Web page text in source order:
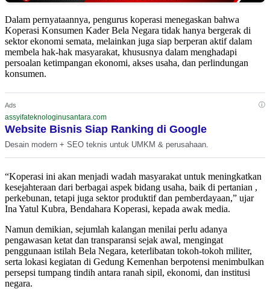
Dalam pernyataannya, pengurus koperasi menegaskan bahwa
Koperasi Konsumen Kader Bela Negara tidak hanya bergerak di
sektor ekonomi semata, melainkan juga siap berperan aktif dalam
membela hak-hak masyarakat, khususnya dalam menghadapi
persoalan ketimpangan ekonomi, akses usaha, dan perlindungan
konsumen.
Ads ⓘ
assyifateknologinusantara.com
Website Bisnis Siap Ranking di Google
Desain modern + SEO teknis untuk UMKM & perusahaan.
“Koperasi ini akan menjadi wadah masyarakat untuk meningkatkan
kesejahteraan dari berbagai aspek bidang usaha, baik di pertanian ,
perkebunan, tetapi juga sektor produktif dan pemberdayaan,” ujar
Ina Yatul Kubra, Bendahara Koperasi, kepada awak media.
Namun demikian, sejumlah kalangan menilai perlu adanya
pengawasan ketat dan transparansi sejak awal, mengingat
penggunaan istilah Bela Negara, keterlibatan tokoh-tokoh militer,
serta lokasi kegiatan di Gedung Kemenhan berpotensi menimbulkan
persepsi tumpang tindih antara ranah sipil, ekonomi, dan institusi
negara.